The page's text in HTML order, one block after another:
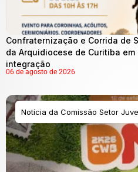
Confraternização e Corrida de
da Arquidiocese de Curitiba
integração
06 de agosto de 2026
Notícia da Comissão Setor